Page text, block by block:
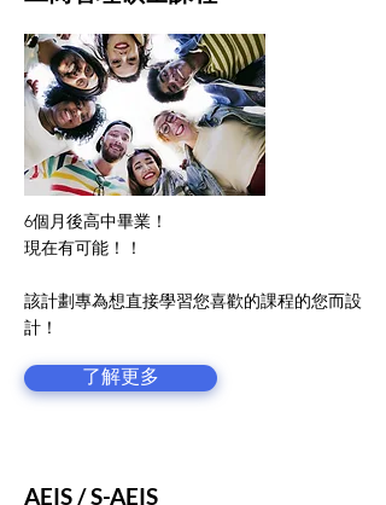
6個月後高中畢業！
現在有可能！！
該計劃專為想直接學習您喜歡的課程的您而設
計！
了解更多
AEIS / S-AEIS